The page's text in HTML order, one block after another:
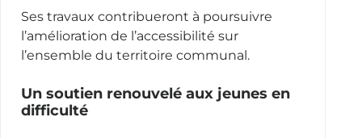
Ses travaux contribueront à poursuivre
l’amélioration de l’accessibilité sur
l’ensemble du territoire communal.
Un soutien renouvelé aux jeunes en
difficulté